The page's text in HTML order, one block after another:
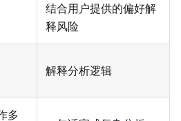
结合用户提供的偏好解
释风险
解释分析逻辑
多